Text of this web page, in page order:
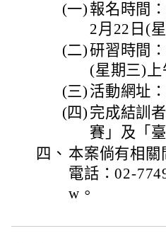
(一) 報名時間
2月22日(
(二)研習時間
(星期三)上
(三) 活動網址
(四) 完成結訓
賽」及「
四、 本案倘有相
電話：02-
w。